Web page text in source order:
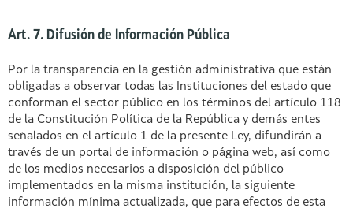
Art. 7. Difusión de Información Pública
Por la transparencia en la gestión administrativa que están
obligadas a observar todas las Instituciones del estado que
conforman el sector público en los términos del artículo 118
de la Constitución Política de la República y demás entes
señalados en el artículo 1 de la presente Ley, difundirán a
través de un portal de información o página web, así como
de los medios necesarios a disposición del público
implementados en la misma institución, la siguiente
información mínima actualizada, que para efectos de esta